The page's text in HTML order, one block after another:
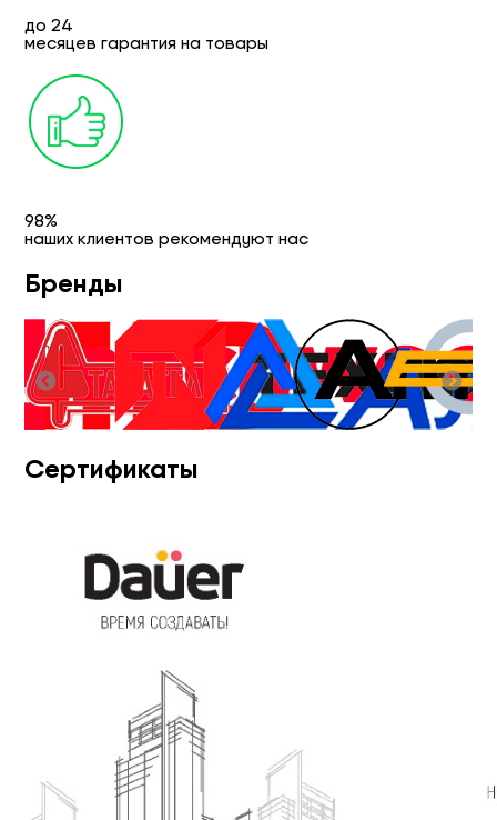
до 24
месяцев гарантия на товары
98%
наших клиентов рекомендуют нас
Бренды
Сертификаты